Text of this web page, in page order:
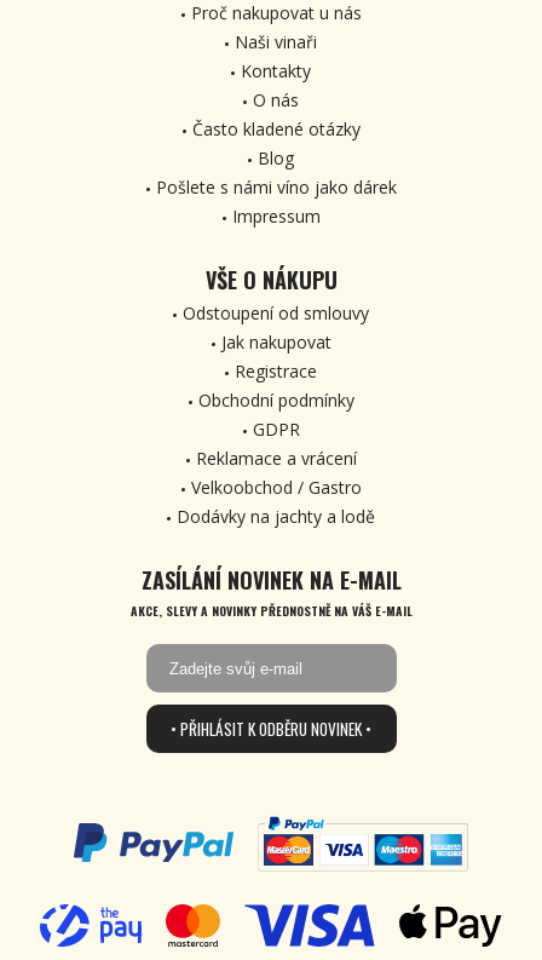
Proč nakupovat u nás
Naši vinaři
Kontakty
O nás
Často kladené otázky
Blog
Pošlete s námi víno jako dárek
Impressum
VŠE O NÁKUPU
Odstoupení od smlouvy
Jak nakupovat
Registrace
Obchodní podmínky
GDPR
Reklamace a vrácení
Velkoobchod / Gastro
Dodávky na jachty a lodě
ZASÍLÁNÍ NOVINEK NA E-MAIL
AKCE, SLEVY A NOVINKY PŘEDNOSTNĚ NA VÁŠ E-MAIL
• PŘIHLÁSIT K ODBĚRU NOVINEK •